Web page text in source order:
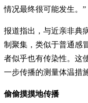
情况最终很可能发生。”
报道指出，与近亲非典
制聚集，类似于普通感
者似乎也有传染性。这
一步传播的测量体温措
偷偷摸摸地传播